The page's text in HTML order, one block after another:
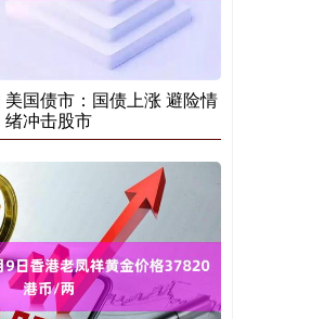
国债市：国债上涨 避险情
绪冲击股市